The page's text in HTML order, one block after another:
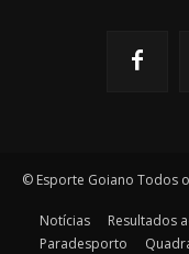
© Esporte Goiano Todos
Notícias Resultados
Paradesporto